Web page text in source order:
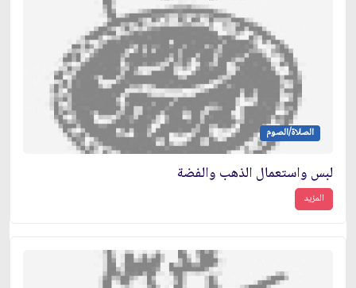
الصلاة/الصوم
لبس واستعمال الذهب والفضة
المزيد